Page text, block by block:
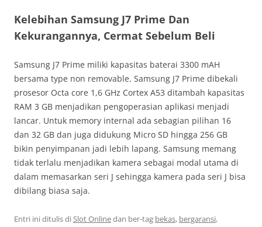
Kelebihan Samsung J7 Prime Dan
Kekurangannya, Cermat Sebelum Beli
Samsung J7 Prime miliki kapasitas baterai 3300 mAH
bersama type non removable. Samsung J7 Prime dibekali
prosesor Octa core 1,6 GHz Cortex A53 ditambah kapasitas
RAM 3 GB menjadikan pengoperasian aplikasi menjadi
lancar. Untuk memory internal ada sebagian pilihan 16
dan 32 GB dan juga didukung Micro SD hingga 256 GB
bikin penyimpanan jadi lebih lapang. Samsung memang
tidak terlalu menjadikan kamera sebagai modal utama di
dalam memasarkan seri J sehingga kamera pada seri J bisa
dibilang biasa saja.
Entri ini ditulis diSlot Onlinedan ber-tag bekas, bergaransi,